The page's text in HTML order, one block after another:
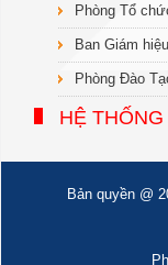
Phòng Tổ
Ban Giám hiệu
Phòng Đào
HỆ
Bản quyền @